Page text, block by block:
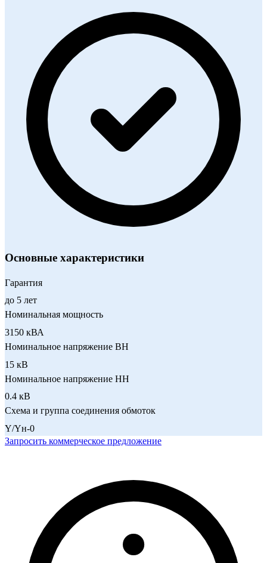
Основные характеристики
Гарантия
до 5 лет
Номинальная мощность
3150 кВА
Номинальное напряжение ВН
15 кВ
Номинальное напряжение НН
0.4 кВ
Схема и группа соединения обмоток
Y/Yн-0
Запросить коммерческое предложение